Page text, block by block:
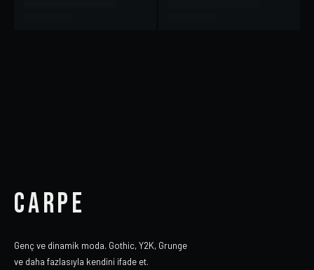
CARPE
Genç ve dinamik moda. Gothic, Y2K, Grunge
ve daha fazlasıyla kendini ifade et.